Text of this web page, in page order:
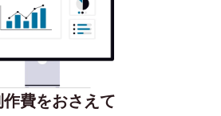
費をおさえて